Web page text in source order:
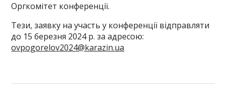
Оргкомітет конференції.
Тези, заявку на участь у конференції відправляти
до 15 березня 2024 р. за адресою:
ovpogorelov2024@karazin.ua